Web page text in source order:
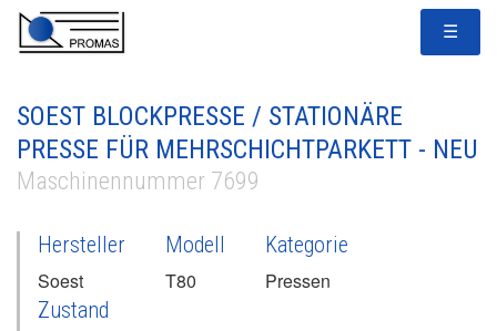
☰
SOEST BLOCKPRESSE / STATIONÄRE
PRESSE FÜR MEHRSCHICHTPARKETT - NEU
Maschinennummer 7699
Hersteller
Soest
Modell
T80
Kategorie
Pressen
Zustand